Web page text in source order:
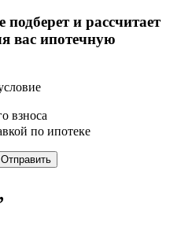
и рассчитает
вас ипотечную
взноса
по ипотеке
Отправить